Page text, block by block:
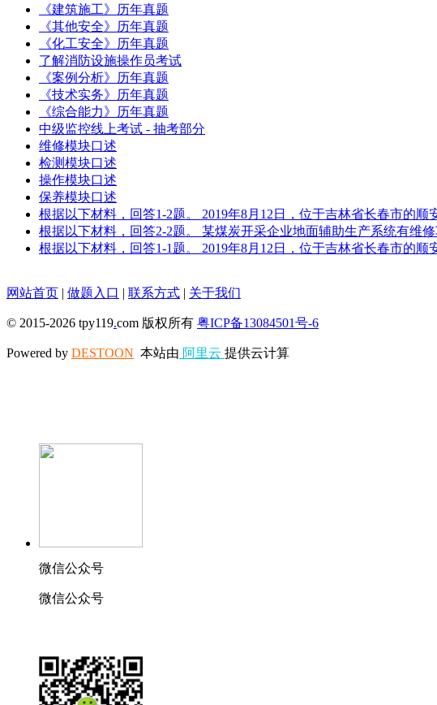
《建筑施工》历年真题
《其他安全》历年真题
《化工安全》历年真题
了解消防设施操作员考试
《案例分析》历年真题
《技术实务》历年真题
《综合能力》历年真题
中级监控线上考试 - 抽考部分
维修模块口述
检测模块口述
操作模块口述
保养模块口述
根据以下材料，回答1-2题。 2019年8月12日，位于吉林省长春市的
根据以下材料，回答2-2题。 某煤炭开采企业地面辅助生产系统有维
根据以下材料，回答1-1题。 2019年8月12日，位于吉林省长春市的
网站首页 | 做题入口 | 联系方式 | 关于我们
© 2015-2026 tpy119.com 版权所有 粤ICP备13084501号-6
Powered by DESTOON 本站由 阿里云 提供云计算
微信公众号
微信公众号